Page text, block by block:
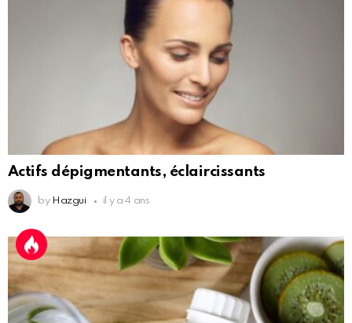
Actifs dépigmentants, éclaircissants
by Hazgui il y a 4 ans